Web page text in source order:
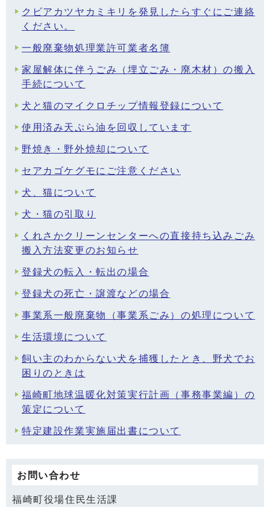
クビアカツヤカミキリを発見したらすぐにご連絡
ください。
一般廃棄物処理業許可業者名簿
家屋解体に伴うごみ（埋立ごみ・廃木材）の搬入
手続について
犬と猫のマイクロチップ情報登録について
使用済み天ぷら油を回収しています
野焼き・野外焼却について
セアカゴケグモにご注意ください
犬、猫について
犬・猫の引取り
くれさかクリーンセンターへの直接持ち込みごみ
搬入方法変更のお知らせ
登録犬の転入・転出の場合
登録犬の死亡・譲渡などの場合
事業系一般廃棄物（事業系ごみ）の処理について
生活環境について
飼い主のわからない犬を捕獲したとき、野犬でお
困りのときは
福崎町地球温暖化対策実行計画（事務事業編）の
策定について
特定建設作業実施届出書について
お問い合わせ
福崎町役場住民生活課